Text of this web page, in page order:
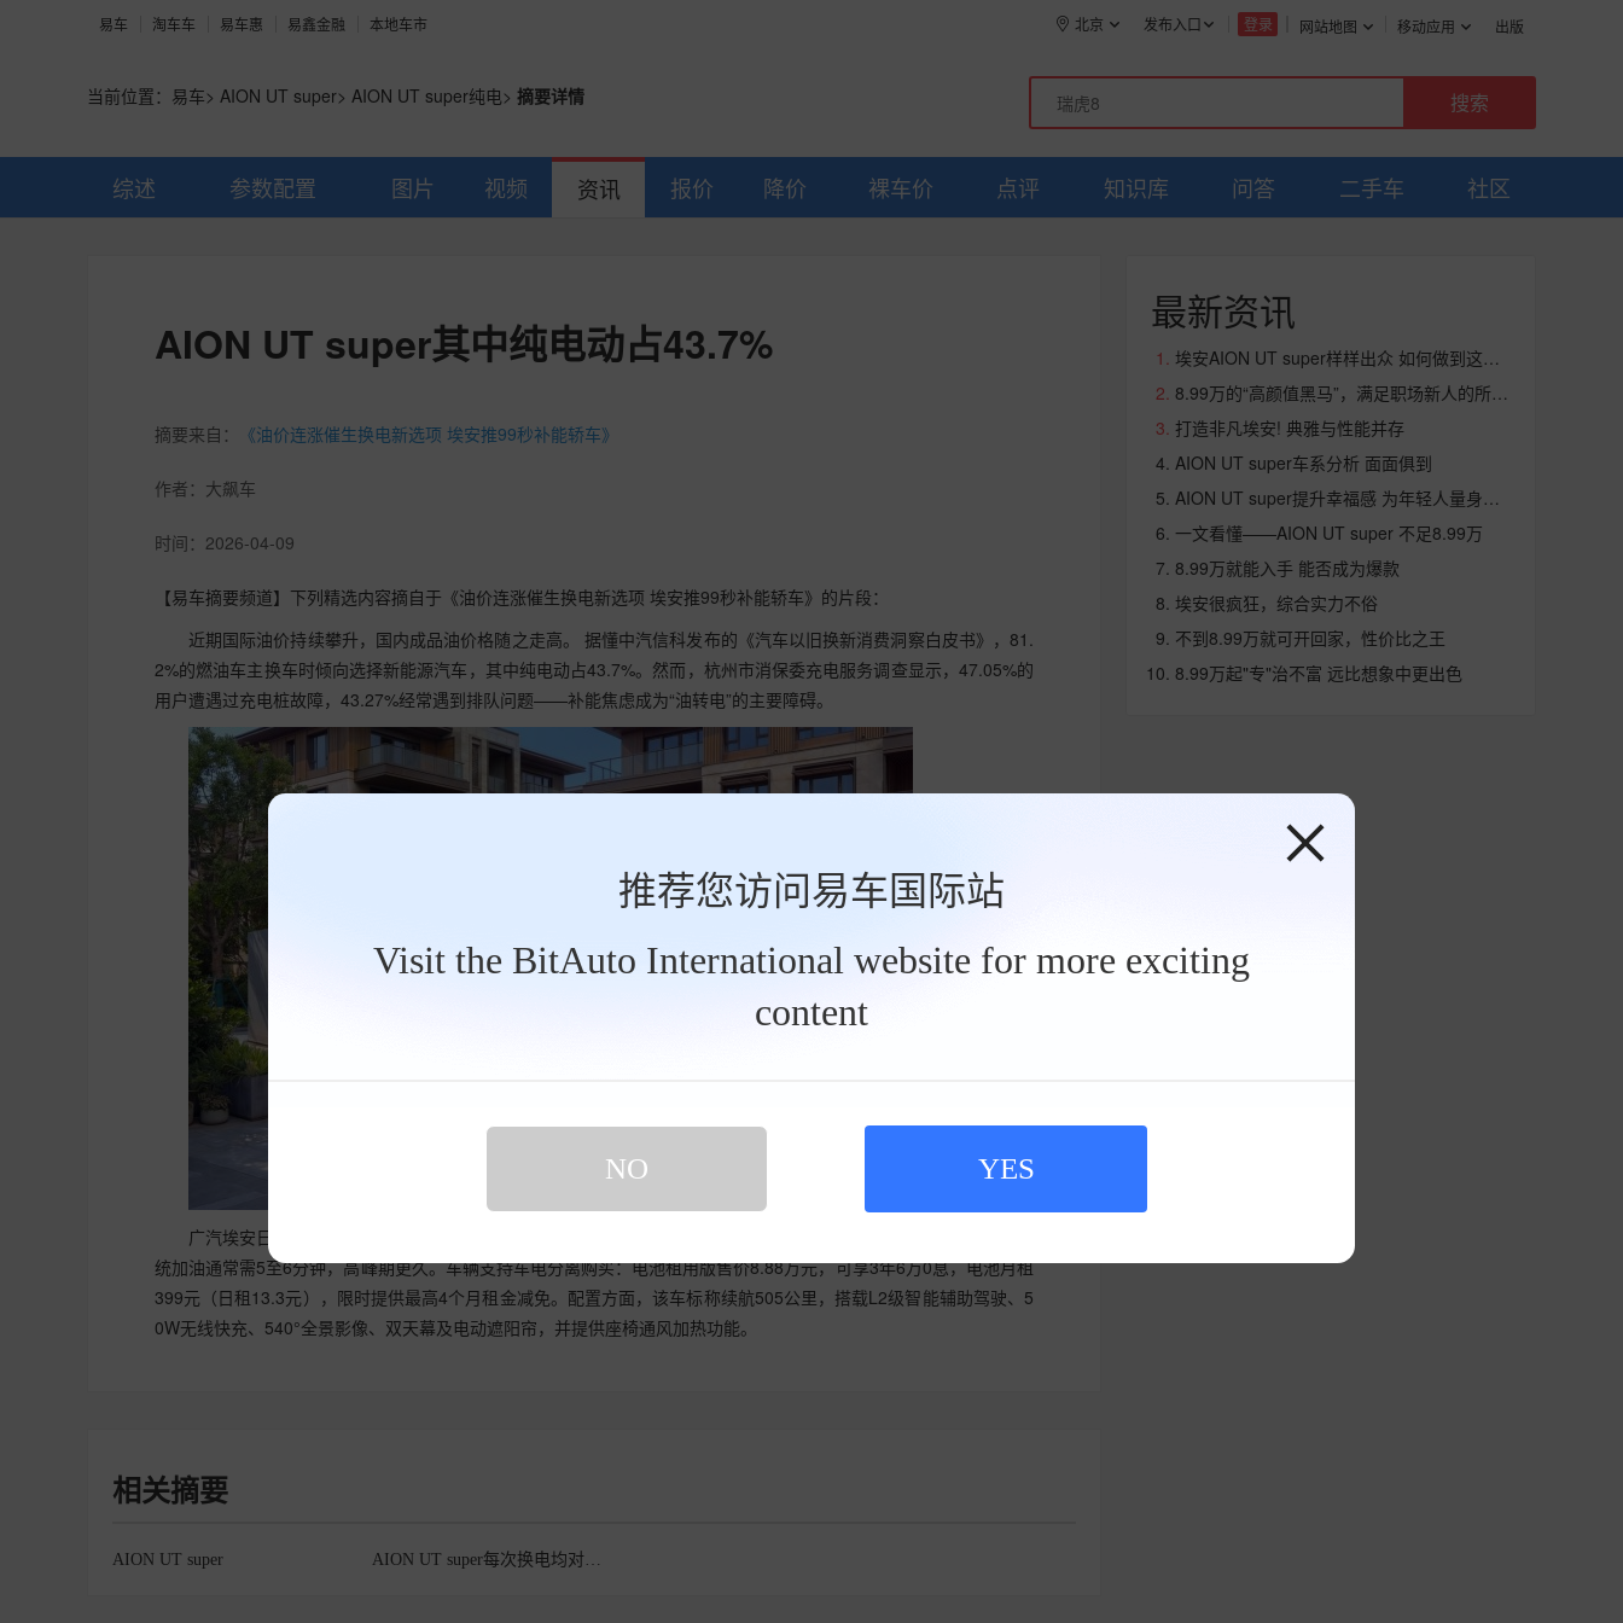
易车 淘车车 易车惠 易鑫金融 本地车市 网站地图 移动应用 出版
登录
发布入口
北京
推荐您访问易车国际站
Visit the BitAuto International website for more exciting
content
NO YES
当前位置： 易车> AION UT super> AION UT super纯电> 摘要详情
综述 参数配置 图片 视频 资讯 报价 降价 裸车价 点评 知识库 问答 二手车 社区
AION UT super其中纯电动占43.7%
摘要来自： 《油价连涨催生换电新选项 埃安推99秒补能轿车》
作者： 大飙车
时间： 2026-04-09
【易车摘要频道】下列精选内容摘自于《油价连涨催生换电新选项 埃安推99秒补能轿车》的片段：
近期国际油价持续攀升，国内成品油价格随之走高。 据懂中汽信科发布的《汽车以旧换新消费洞察白皮书》，81.
2%的燃油车主换车时倾向选择新能源汽车，其中纯电动占43.7%。然而，杭州市消保委充电服务调查显示，47.05%的
用户遭遇过充电桩故障，43.27%经常遇到排队问题——补能焦虑成为“油转电”的主要障碍。
广汽埃安日前推出RT super纯电轿车，主打99秒换电补能。 据企业介绍，从驶入换电站到满电出站全程99秒，传
统加油通常需5至6分钟，高峰期更久。车辆支持车电分离购买：电池租用版售价8.88万元，可享3年6万0息，电池月租
399元（日租13.3元），限时提供最高4个月租金减免。配置方面，该车标称续航505公里，搭载L2级智能辅助驾驶、5
0W无线快充、540°全景影像、双天幕及电动遮阳帘，并提供座椅通风加热功能。
相关摘要
AION UT super AION UT super每次换电均对电池进行360°检测与养护
最新资讯
埃安AION UT super样样出众 如何做到这么均衡
8.99万的“高颜值黑马”，满足职场新人的所有期待
打造非凡埃安! 典雅与性能并存
AION UT super车系分析 面面俱到
AION UT super提升幸福感 为年轻人量身定制
一文看懂——AION UT super 不足8.99万
8.99万就能入手 能否成为爆款
埃安很疯狂，综合实力不俗
不到8.99万就可开回家，性价比之王
8.99万起"专"治不富 远比想象中更出色